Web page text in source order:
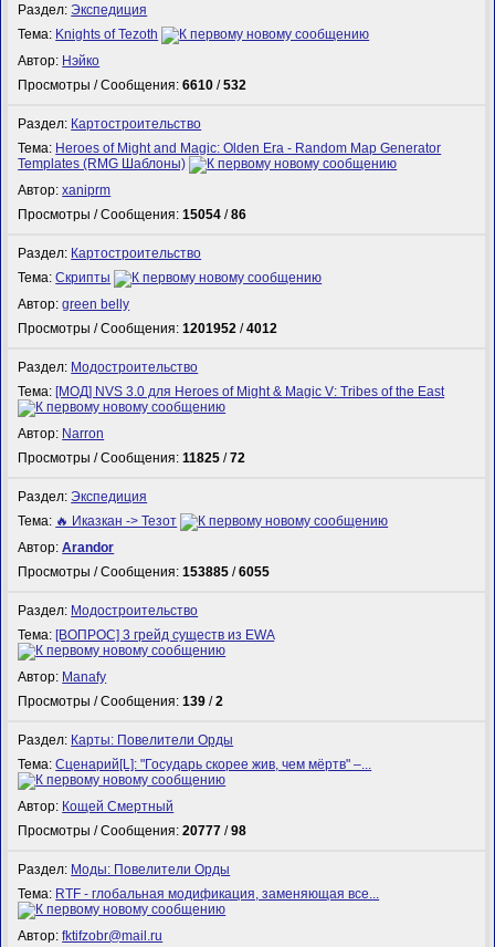
Раздел:Экспедиция
Тема: Knights of Tezoth
Автор: Нэйко
Просмотры / Сообщения:6610 /532
Раздел: Картостроительство
Тема: Heroes of Might and Magic: Olden Era - Random Map Generator
Templates (RMG Шаблоны)
Автор:xaniprm
Просмотры / Сообщения:15054 /86
Раздел: Картостроительство
Тема:Скрипты
Автор:green belly
Просмотры / Сообщения:1201952 /4012
Раздел: Модостроительство
Тема: [МОД] NVS 3.0 для Heroes of Might & Magic V: Tribes of the East
Автор: Narron
Просмотры / Сообщения:11825 /72
Раздел:Экспедиция
Тема: 🔥 Иказкан -> Тезот
Автор:Arandor
Просмотры / Сообщения:153885 /6055
Раздел: Модостроительство
Тема: [ВОПРОС] 3 грейд существ из EWA
Автор: Manafy
Просмотры / Сообщения:139 /2
Раздел: Карты: Повелители Орды
Тема:Сценарий[L]: "Государь скорее жив, чем мёртв" –...
Автор: Кощей Смертный
Просмотры / Сообщения:20777 /98
Раздел: Моды: Повелители Орды
Тема: RTF - глобальная модификация, заменяющая все...
Автор:fktifzobr@mail.ru